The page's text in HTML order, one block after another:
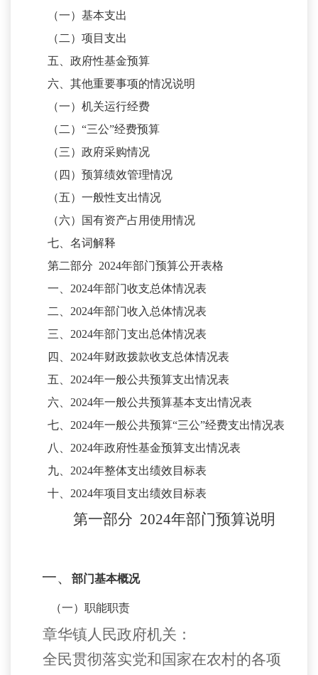
（一）基本支出
（二）项目支出
五、政府性基金预算
六、其他重要事项的情况说明
（一）机关运行经费
（二） “三公”经费预算
（三）政府采购情况
（四）预算绩效管理情况
（五）一般性支出情况
（六）国有资产占用使用情况
七、名词解释
第二部分 2024年部门预算公开表格
一、 2024年部门收支总体情况表
二、 2024年部门收入总体情况表
三、 2024年部门支出总体情况表
四、 2024年财政拨款收支总体情况表
五、 2024年一般公共预算支出情况表
六、 2024年一般公共预算基本支出情况表
七、 2024年一般公共预算“三公”经费支出情况表
八、 2024年政府性基金预算支出情况表
九、 2024年整体支出绩效目标表
十、 2024年项目支出绩效目标表
第一部分 2024年部门预算说明
一、 部门基本概况
（一）职能职责
章华镇人民政府机关：
全民贯彻落实党和国家在农村的各项